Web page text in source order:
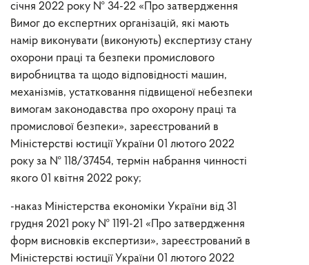
січня 2022 року № 34-22 «Про затвердження
Вимог до експертних організацій, які мають
намір виконувати (виконують) експертизу стану
охорони праці та безпеки промислового
виробництва та щодо відповідності машин,
механізмів, устатковання підвищеної небезпеки
вимогам законодавства про охорону праці та
промислової безпеки», зареєстрований в
Міністерстві юстиції України 01 лютого 2022
року за № 118/37454, термін набрання чинності
якого 01 квітня 2022 року;
​-наказ Міністерства економіки України від 31
грудня 2021 року № 1191-21 «Про затвердження
форм висновків експертизи», зареєстрований в
Міністерстві юстиції України 01 лютого 2022